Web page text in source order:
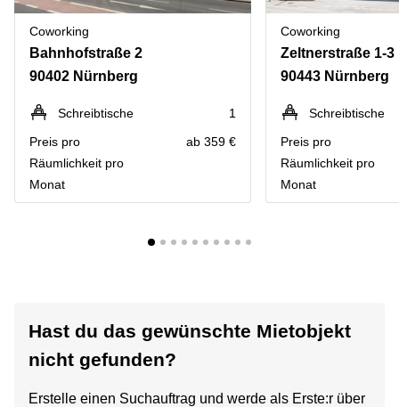
Coworking
Bahnhofstraße 2
90402 Nürnberg
Schreibtische
1
Preis pro
Räumlichkeit pro
Monat
ab 359 €
Coworking
Zeltnerstraße 1-3
90443 Nürnberg
Schreibtische
Preis pro
Räumlichkeit pro
Monat
Hast du das gewünschte Mietobjekt
nicht gefunden?
Erstelle einen Suchauftrag und werde als Erste:r über